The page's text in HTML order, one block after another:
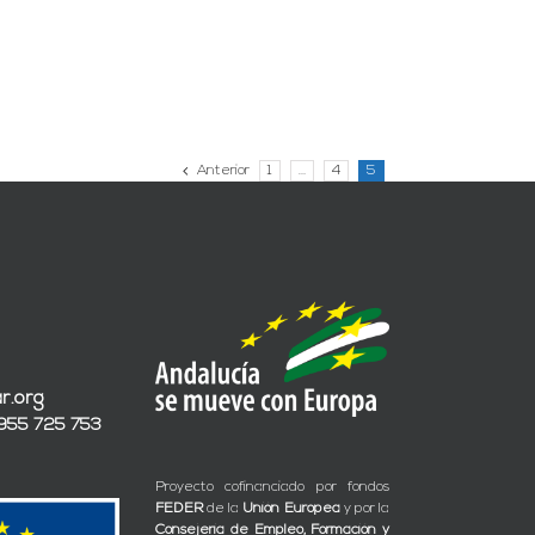
Anterior 1 … 4 5
725 753
Proyecto cofinanciado por fondos
FEDERde la Unión Europeay por la
Consejería de Empleo, Formación y